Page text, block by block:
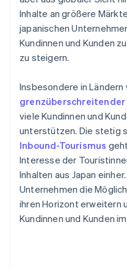
Inhalte an größere
japanischen
Kundinnen und Kunden
zu steigern.
Insbesondere in Ländern
grenzüberschreitender
viele Kundinnen und
unterstützen. Die stetig
Inbound-Tourismus
Interesse der
Inhalten aus Japan
Unternehmen die
ihren Horizont erweitern
Kundinnen und Kunden